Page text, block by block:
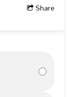
Share